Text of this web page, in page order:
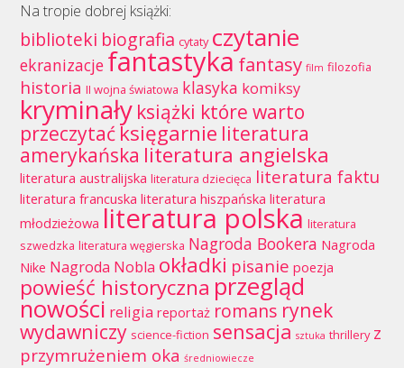
Na tropie dobrej książki:
biblioteki biografia cytaty czytanie
ekranizacje fantastykafantasy film filozofia
historia II wojna światowa klasyka komiksy
kryminały książki które warto
przeczytaćksięgarnie literatura
amerykańska literatura angielska
literatura australijska literatura dziecięca literatura faktu
literatura francuska literatura hiszpańska literatura
młodzieżowa literatura polska literatura
szwedzka literatura węgierska Nagroda Bookera Nagroda
Nike Nagroda Nobla okładki pisanie poezja
powieść historyczna przegląd
nowości religia reportaż romans rynek
wydawniczy science-fiction sensacja sztuka thrillery z
przymrużeniem oka średniowiecze